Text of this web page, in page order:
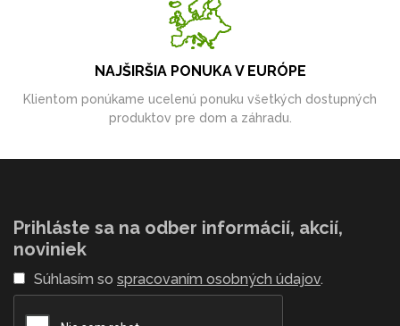
NAJŠIRŠIA PONUKA V EURÓPE
Klientom ponúkame ucelenú ponuku všetkých dostupných
produktov pre dom a záhradu.
Prihláste sa na odber informácií, akcií,
noviniek
Súhlasím so spracovaním osobných údajov.